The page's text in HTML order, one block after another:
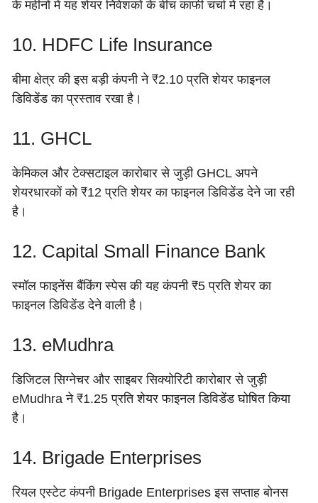
के महीनों में यह शेयर निवेशकों के बीच काफी चर्चा में रहा है।
10. HDFC Life Insurance
बीमा क्षेत्र की इस बड़ी कंपनी ने ₹2.10 प्रति शेयर फाइनल
डिविडेंड का प्रस्ताव रखा है।
11. GHCL
केमिकल और टेक्सटाइल कारोबार से जुड़ी GHCL अपने
शेयरधारकों को ₹12 प्रति शेयर का फाइनल डिविडेंड देने जा रही
है।
12. Capital Small Finance Bank
स्मॉल फाइनेंस बैंकिंग स्पेस की यह कंपनी ₹5 प्रति शेयर का
फाइनल डिविडेंड देने वाली है।
13. eMudhra
डिजिटल सिग्नेचर और साइबर सिक्योरिटी कारोबार से जुड़ी
eMudhra ने ₹1.25 प्रति शेयर फाइनल डिविडेंड घोषित किया
है।
14. Brigade Enterprises
रियल एस्टेट कंपनी Brigade Enterprises इस सप्ताह बोनस